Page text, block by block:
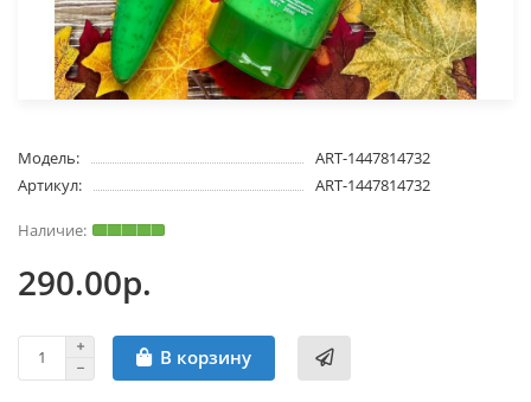
Модель:
ART-1447814732
Артикул:
ART-1447814732
290.00р.
В корзину